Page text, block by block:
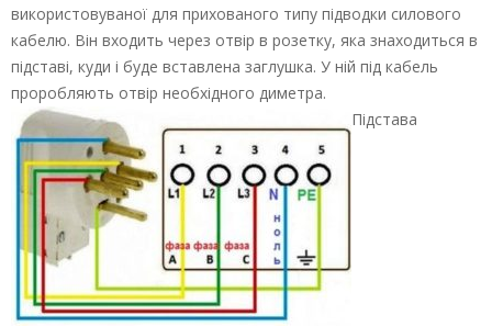
використовуваної для прихованого типу підводки силового
кабелю. Він входить через отвір в розетку, яка знаходиться в
підставі, куди і буде вставлена заглушка. У ній під кабель
проробляють отвір необхідного диметра.
Підстава